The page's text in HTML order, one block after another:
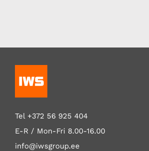
Tel +372 56 925 404
E-R / Mon-Fri 8.00-16.00
info@iwsgroup.ee